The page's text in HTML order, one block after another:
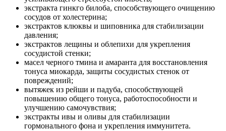
экстракта гинкго билоба, способствующего очищению
сосудов от холестерина;
экстрактов клюквы и шиповника для стабилизации
давления;
экстрактов лещины и облепихи для укрепления
сосудистой стенки;
масел черного тмина и амаранта для восстановления
тонуса миокарда, защиты сосудистых стенок от
повреждений;
вытяжек из рейши и падуба, способствующей
повышению общего тонуса, работоспособности и
улучшению самочувствия;
экстракты ивы и оливы для стабилизации
гормонального фона и укрепления иммунитета.